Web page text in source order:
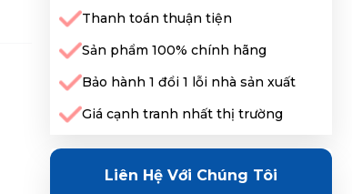
Thanh toán thuận tiện
Sản phẩm 100% chính hãng
Bảo hành 1 đổi 1 lỗi nhà sản xuất
Giá cạnh tranh nhất thị trường
Liên Hệ Với Chúng Tôi